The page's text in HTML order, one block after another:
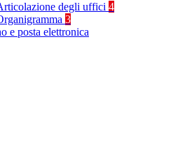
degli uffici 4
3
e posta elettronica